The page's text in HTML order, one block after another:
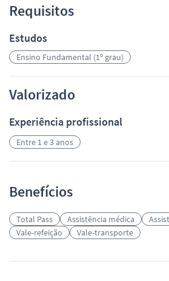
Requisitos
Estudos
Ensino Fundamental (1º grau)
Valorizado
Experiência profissional
Entre 1 e 3 anos
Benefícios
Total Pass Assistência médica
Vale-refeição
Vale-transporte